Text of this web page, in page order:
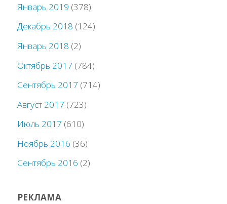
Январь 2019 (378)
Декабрь 2018 (124)
Январь 2018 (2)
Октябрь 2017 (784)
Сентябрь 2017 (714)
Август 2017 (723)
Июль 2017 (610)
Ноябрь 2016 (36)
Сентябрь 2016 (2)
РЕКЛАМА